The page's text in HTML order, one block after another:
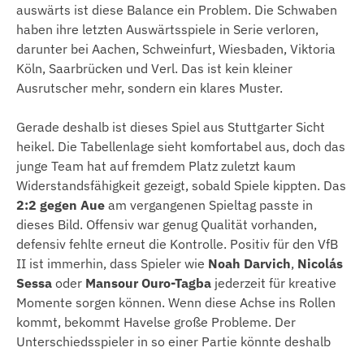
auswärts ist diese Balance ein Problem. Die Schwaben
haben ihre letzten Auswärtsspiele in Serie verloren,
darunter bei Aachen, Schweinfurt, Wiesbaden, Viktoria
Köln, Saarbrücken und Verl. Das ist kein kleiner
Ausrutscher mehr, sondern ein klares Muster.
Gerade deshalb ist dieses Spiel aus Stuttgarter Sicht
heikel. Die Tabellenlage sieht komfortabel aus, doch das
junge Team hat auf fremdem Platz zuletzt kaum
Widerstandsfähigkeit gezeigt, sobald Spiele kippten. Das
2:2 gegen Aue am vergangenen Spieltag passte in
dieses Bild. Offensiv war genug Qualität vorhanden,
defensiv fehlte erneut die Kontrolle. Positiv für den VfB
II ist immerhin, dass Spieler wie Noah Darvich, Nicolás
Sessa oder Mansour Ouro-Tagba jederzeit für kreative
Momente sorgen können. Wenn diese Achse ins Rollen
kommt, bekommt Havelse große Probleme. Der
Unterschiedsspieler in so einer Partie könnte deshalb